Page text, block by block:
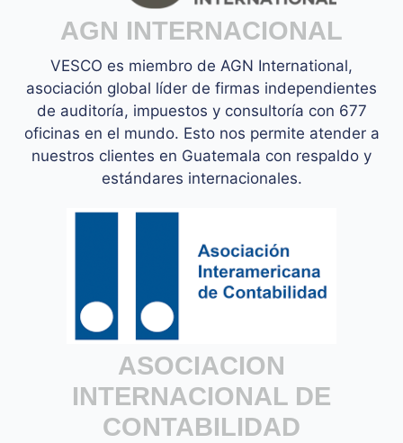
AGN INTERNACIONAL
VESCO es miembro de AGN International,
asociación global líder de firmas independientes
de auditoría, impuestos y consultoría con 677
oficinas en el mundo. Esto nos permite atender a
nuestros clientes en Guatemala con respaldo y
estándares internacionales.
ASOCIACION
INTERNACIONAL DE
CONTABILIDAD